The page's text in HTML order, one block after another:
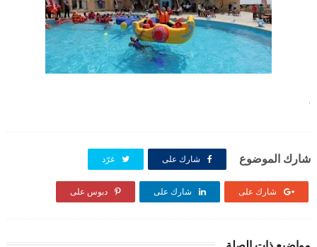
شارك الموضوع شارك على غرّد
شارك على شارك على دبوس على